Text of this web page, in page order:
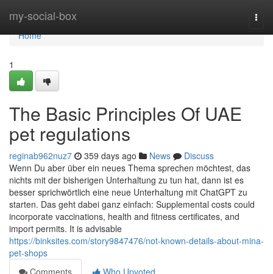
my-social-box
Home
Home
1
The Basic Principles Of UAE
pet regulations
reginab962nuz7 359 days ago News
Discuss
Wenn Du aber über ein neues Thema sprechen möchtest, das
nichts mit der bisherigen Unterhaltung zu tun hat, dann ist es
besser sprichwörtlich eine neue Unterhaltung mit ChatGPT zu
starten. Das geht dabei ganz einfach: Supplemental costs could
incorporate vaccinations, health and fitness certificates, and
import permits. It is advisable
https://binksites.com/story9847476/not-known-details-about-mina-
pet-shops
Comments
Who Upvoted